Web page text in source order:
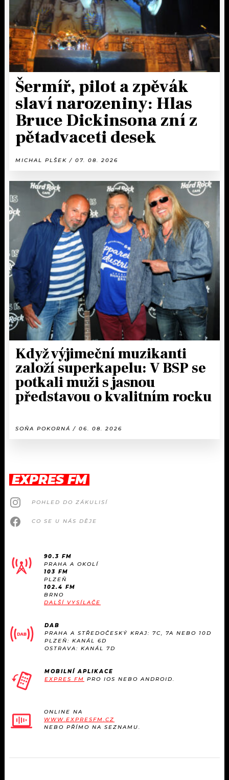
Šermíř, pilot a zpěvák
slaví narozeniny: Hlas
Bruce Dickinsona zní z
pětadvaceti desek
MICHAL PLŠEK / 07. 08. 2026
Když výjimeční muzikanti
založí superkapelu: V BSP se
potkali muži s jasnou
představou o kvalitním rocku
SOŇA POKORNÁ / 06. 08. 2026
EXPRES FM
POHLED DO ZÁKULISÍ
CO SE U NÁS DĚJE
90.3 FM
PRAHA A OKOLÍ
103 FM
PLZEŇ
102.4 FM
BRNO
DALŠÍ VYSÍLAČE
DAB
PRAHA A STŘEDOČESKÝ KRAJ: 7C, 7A NEBO 10D
PLZEŇ: KANÁL 6D
OSTRAVA: KANÁL 7D
MOBILNÍ APLIKACE
EXPRES FM PRO IOS NEBO ANDROID.
ONLINE NA
WWW.EXPRESFM.CZ
NEBO PŘÍMO NA SEZNAMU.